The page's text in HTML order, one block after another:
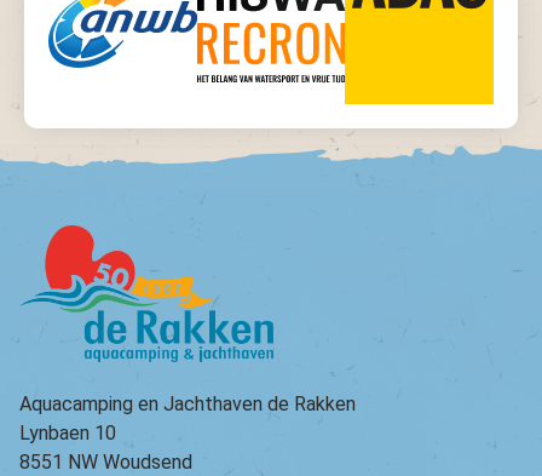
Aquacamping en Jachthaven de Rakken
Lynbaen 10
8551 NW Woudsend